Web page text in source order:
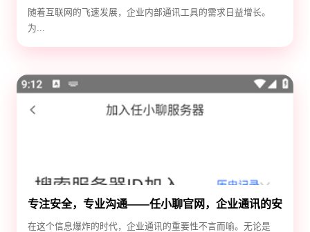
随着互联网的飞速发展，企业内部通讯工具的需求日益增长。
为...
专注安全，专业沟通——任小聊官网，企业通讯的安
全守护神
在这个信息爆炸的时代，企业通讯的重要性不言而喻。无论是